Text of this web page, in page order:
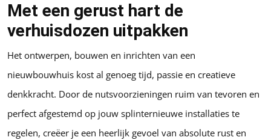
Met een gerust hart de
verhuisdozen uitpakken
Het ontwerpen, bouwen en inrichten van een
nieuwbouwhuis kost al genoeg tijd, passie en creatieve
denkkracht. Door de nutsvoorzieningen ruim van tevoren en
perfect afgestemd op jouw splinternieuwe installaties te
regelen, creëer je een heerlijk gevoel van absolute rust en